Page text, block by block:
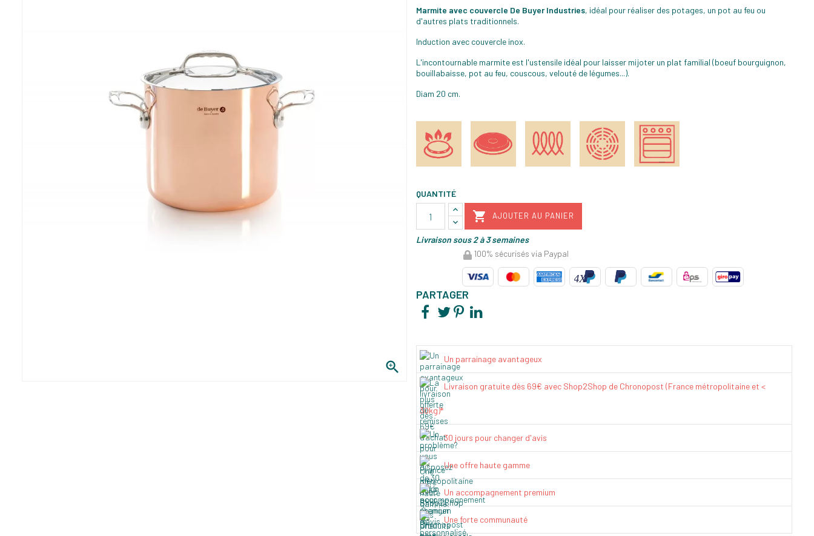

Marmite avec couvercle De Buyer Industries, idéal pour réaliser des potages, un pot au feu ou
d'autres plats traditionnels.
Induction avec couvercle inox.
L'incontournable marmite est l'ustensile idéal pour laisser mijoter un plat familial (boeuf bourguignon,
bouillabaisse, pot au feu, couscous, velouté de légumes...).
Diam 20 cm.
QUANTITÉ
 AJOUTER AU PANIER
Livraison sous 2 à 3 semaines
100% sécurisés via Paypal
PARTAGER
Un parrainage avantageux
Livraison gratuite dès 69€ avec Shop2Shop de Chronopost (France métropolitaine et <
30kg)*
30 jours pour changer d'avis
Une offre haute gamme
Un accompagnement premium
Une forte communauté